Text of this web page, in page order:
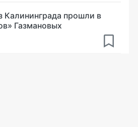
Калининграда прошли в
Газмановых